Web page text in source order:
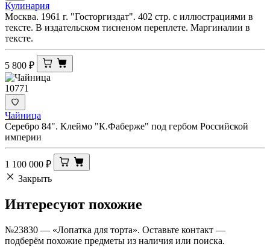
Кулинария
Москва. 1961 г. "Госторгиздат". 402 стр. с иллюстрациями в
тексте. В издательском тисненом переплете. Маргиналии в
тексте.
5 800 ₽
10771
Чайница
Серебро 84". Клеймо "К.Фаберже" под гербом Российской
империи
1 100 000 ₽
Закрыть
Интересуют похожие
№23830 — «Лопатка для торта». Оставьте контакт —
подберём похожие предметы из наличия или поиска.